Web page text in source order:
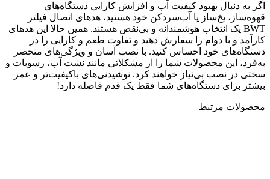
اگر به دنبال بهبود کیفیت آب و افزایش کارایی دستگاه‌های
قهوه‌ساز، یخ‌ساز یا آب‌سردکن خود هستید، هدهای اتصال فیلتر
BWT یک انتخاب هوشمندانه و بی‌نقص هستند. همین حالا این هدهای
کارآمد و با دوام را سفارش دهید و تفاوت طعم و کارایی را در
دستگاه‌های خود احساس کنید. با نصب آسان و ویژگی‌های منحصر
به‌فرد، این محصولات شما را از مشکلاتی مانند نشت آب، رسوبات و
سختی در نصب بی‌نیاز خواهند کرد. نوشیدنی‌های باکیفیت‌تر و عمر
بیشتر برای دستگاه‌های شما فقط یک قدم فاصله دارد!
محصولات مرتبط